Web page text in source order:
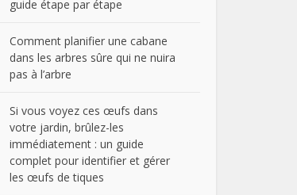
guide étape par étape
Comment planifier une cabane
dans les arbres sûre qui ne nuira
pas à l’arbre
Si vous voyez ces œufs dans
votre jardin, brûlez-les
immédiatement : un guide
complet pour identifier et gérer
les œufs de tiques